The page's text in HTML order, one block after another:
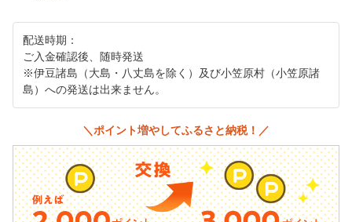
配送時期：
ご入金確認後、随時発送
※伊豆諸島（大島・八丈島を除く）及び小笠原村（小笠原諸
島）への発送は出来ません。
＼ポイント増やしてふるさと納税！／